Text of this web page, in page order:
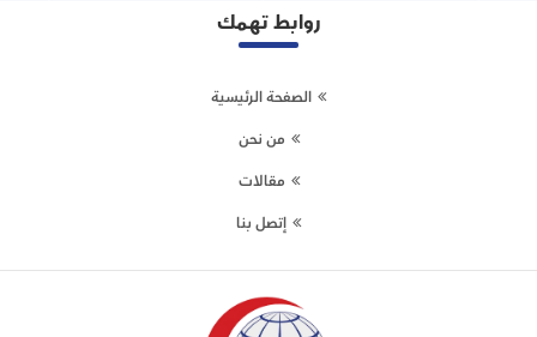
روابط تهمك
الصفحة الرئيسية
من نحن
مقالات
إتصل بنا